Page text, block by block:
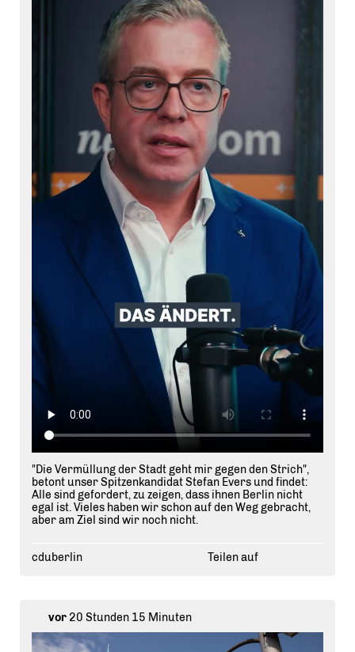
"Die Vermüllung der Stadt geht mir gegen den Strich",
betont unser Spitzenkandidat Stefan Evers und findet:
Alle sind gefordert, zu zeigen, dass ihnen Berlin nicht
egal ist. Vieles haben wir schon auf den Weg gebracht,
aber am Ziel sind wir noch nicht.
cduberlin Teilen auf
vor20 Stunden 15 Minuten